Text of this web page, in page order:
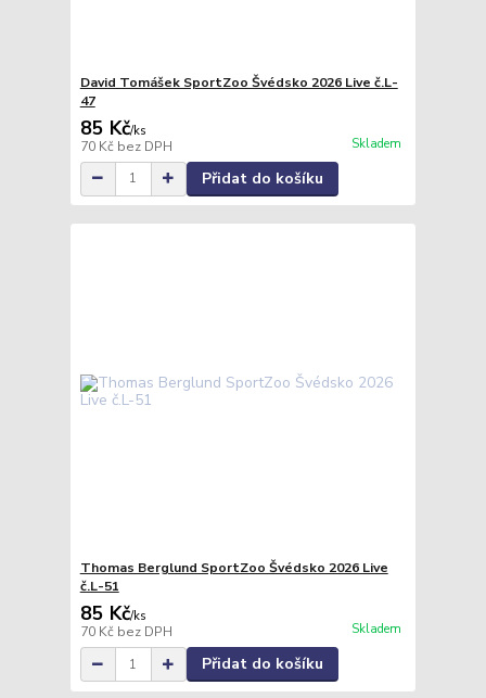
David Tomášek SportZoo Švédsko 2026 Live č.L-
47
85 Kč/ks
70 Kč bez DPH Skladem
Přidat do košíku
Thomas Berglund SportZoo Švédsko 2026 Live
č.L-51
85 Kč/ks
70 Kč bez DPH Skladem
Přidat do košíku